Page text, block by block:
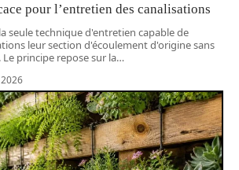
pour l’entretien des canalisations
seule technique d'entretien capable de
leur section d'écoulement d'origine sans
principe repose sur la…